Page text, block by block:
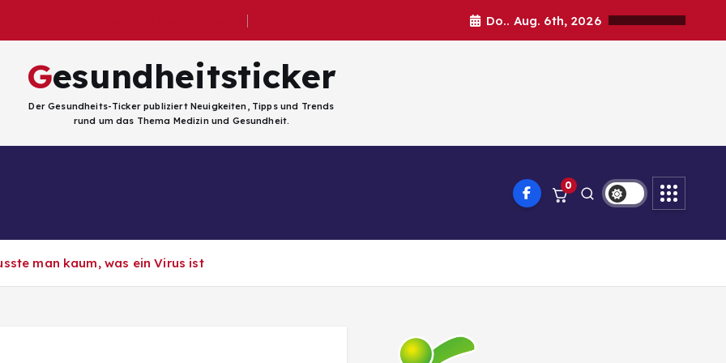
Do.. Aug. 6th, 2026
Gesundheitsticker
Der Gesundheits-Ticker publiziert Neuigkeiten, Tipps und Trends
rund um das Thema Medizin und Gesundheit.
0
man kaum, was ein Virus ist